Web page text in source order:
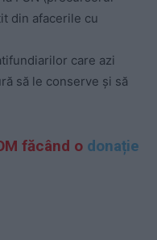
din afacerile cu
care azi
să le conserve și să
făcând o donație